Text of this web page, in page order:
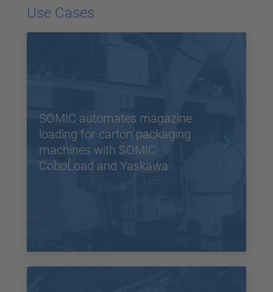
Use Cases
SOMIC automates magazine
loading for carton packaging
machines with SOMIC
CoboLoad and Yaskawa